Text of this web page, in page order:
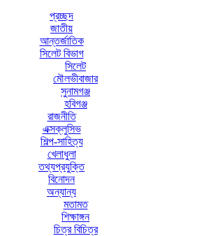
প্রচ্ছদ
জাতীয়
আন্তর্জাতিক
সিলেট বিভাগ
সিলেট
মৌলভীবাজার
সুনামগঞ্জ
হবিগঞ্জ
রাজনীতি
এক্সক্লুসিভ
শিল্প-সাহিত্য
খেলাধুলা
তথ্যপ্রযুক্তি
বিনোদন
অন্যান্য
মতামত
শিক্ষাঙ্গন
চিত্র বিচিত্র